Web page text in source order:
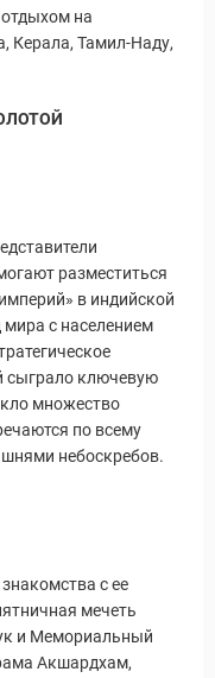
на
Керала, Тамил-Наду,
разместиться
в индийской
мира с населением
сыграло ключевую
множество
по всему
небоскребов.
с ее
мечеть
и Мемориальный
Акшардхам,